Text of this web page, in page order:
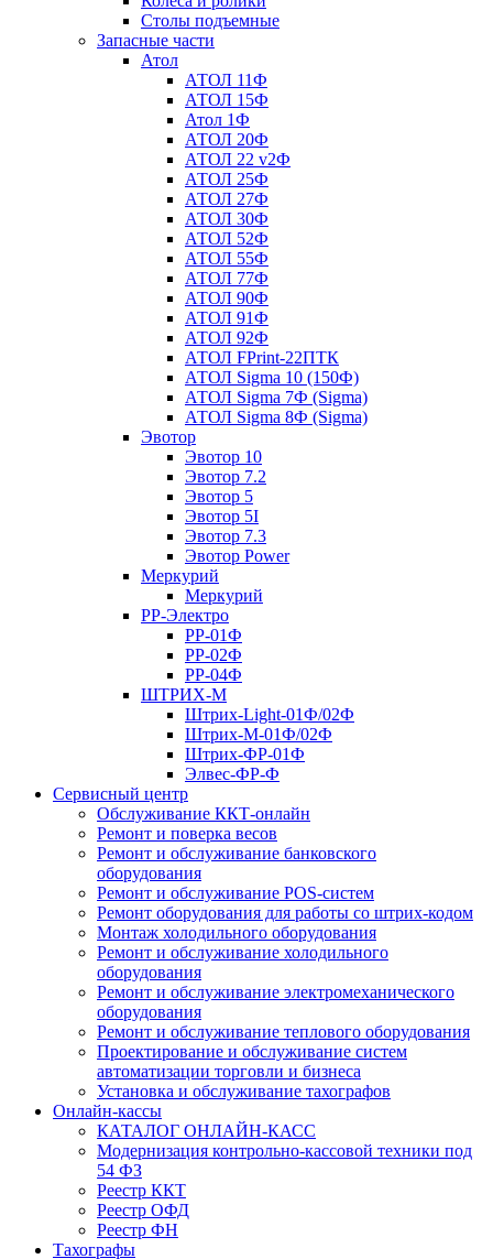
Столы подъемные
Запасные части
Атол
АТОЛ 11Ф
АТОЛ 15Ф
Атол 1Ф
АТОЛ 20Ф
АТОЛ 22 v2Ф
АТОЛ 25Ф
АТОЛ 27Ф
АТОЛ 30Ф
АТОЛ 52Ф
АТОЛ 55Ф
АТОЛ 77Ф
АТОЛ 90Ф
АТОЛ 91Ф
АТОЛ 92Ф
АТОЛ FPrint-22ПТК
АТОЛ Sigma 10 (150Ф)
АТОЛ Sigma 7Ф (Sigma)
АТОЛ Sigma 8Ф (Sigma)
Эвотор
Эвотор 10
Эвотор 7.2
Эвотор 5
Эвотор 5I
Эвотор 7.3
Эвотор Power
Меркурий
Меркурий
РР-Электро
РР-01Ф
РР-02Ф
РР-04Ф
ШТРИХ-М
Штрих-Light-01Ф/02Ф
Штрих-М-01Ф/02Ф
Штрих-ФР-01Ф
Элвес-ФР-Ф
Сервисный центр
Обслуживание ККТ-онлайн
Ремонт и поверка весов
Ремонт и обслуживание банковского
оборудования
Ремонт и обслуживание POS-систем
Ремонт оборудования для работы со штрих-кодом
Монтаж холодильного оборудования
Ремонт и обслуживание холодильного
оборудования
Ремонт и обслуживание электромеханического
оборудования
Ремонт и обслуживание теплового оборудования
Проектирование и обслуживание систем
автоматизации торговли и бизнеса
Установка и обслуживание тахографов
Онлайн-кассы
КАТАЛОГ ОНЛАЙН-КАСС
Модернизация контрольно-кассовой техники под
54 ФЗ
Реестр ККТ
Реестр ОФД
Реестр ФН
Тахографы